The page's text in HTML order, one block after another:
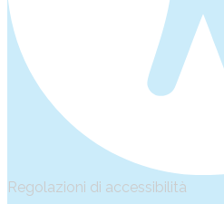
Regolazioni di accessibilità